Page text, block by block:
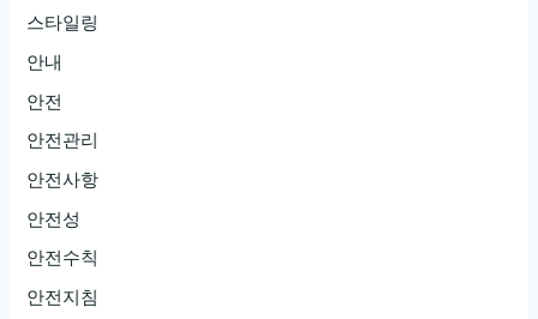
스타일링
안내
안전
안전관리
안전사항
안전성
안전수칙
안전지침